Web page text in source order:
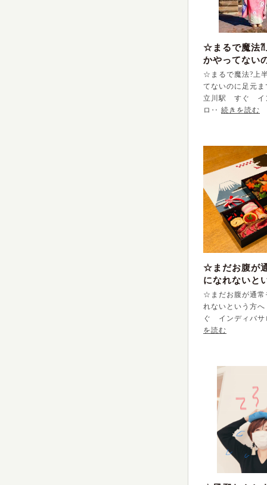
☆まるで魔法⁈
かやってない
でポカポカ
☆まるで魔法?上
てないのに足元
立川駅 すぐ イ
ロ‥ 続きを読む
☆まだお腹が
になれないと
☆まだお腹が通常
れないという方
ぐ インディバ
を読む